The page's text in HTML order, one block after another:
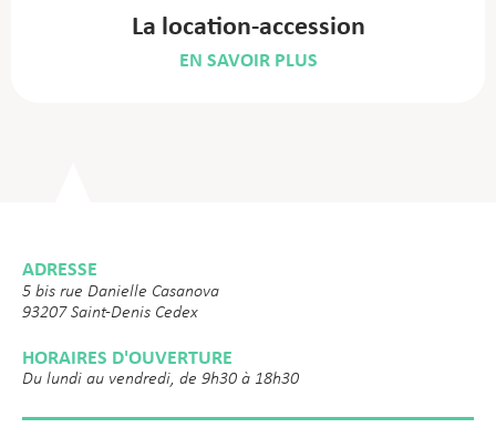
La location-accession
EN SAVOIR PLUS
ADRESSE
5 bis rue Danielle Casanova
93207 Saint-Denis Cedex
HORAIRES D'OUVERTURE
Du lundi au vendredi, de 9h30 à 18h30